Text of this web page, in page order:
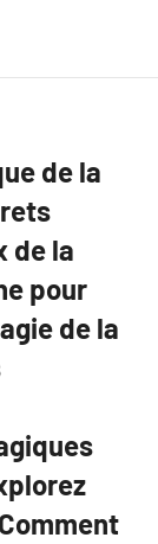
de la
de la
pour
de la